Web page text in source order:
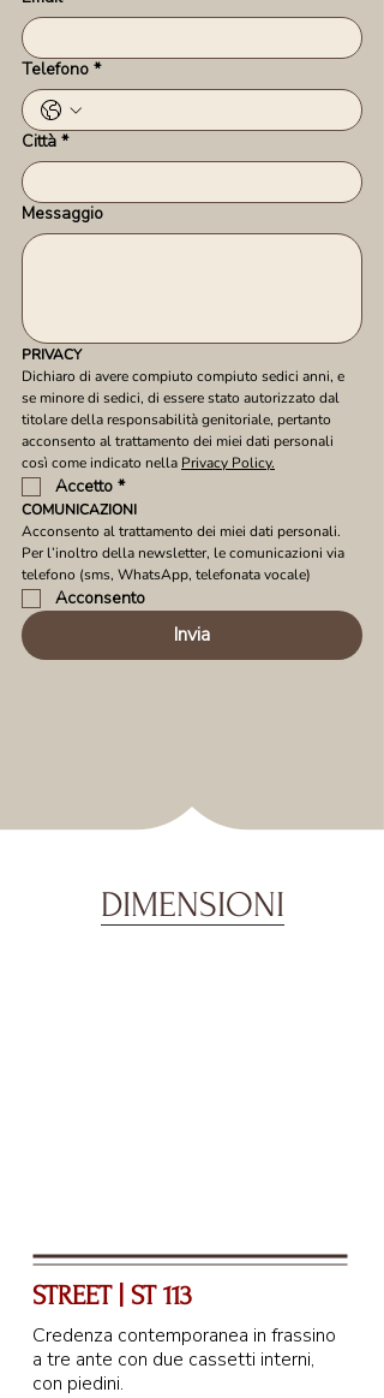
Telefono *
Città *
Messaggio
PRIVACY
Dichiaro di avere compiuto compiuto sedici anni, e
se minore di sedici, di essere stato autorizzato dal
titolare della responsabilità genitoriale, pertanto
acconsento al trattamento dei miei dati personali
così come indicato nella Privacy Policy.
Accetto *
COMUNICAZIONI
Acconsento al trattamento dei miei dati personali.
Per l’inoltro della newsletter, le comunicazioni via
telefono (sms, WhatsApp, telefonata vocale)
Acconsento
Invia
DIMENSIONI
STREET | ST 113
Credenza contemporanea in frassino
a tre ante con due cassetti interni,
con piedini.